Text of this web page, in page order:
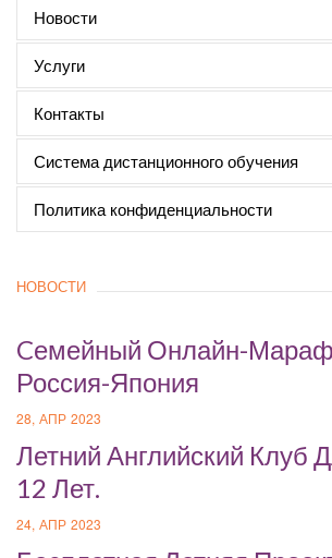
Новости
Услуги
Контакты
Система дистанционного обучения
Политика конфиденциальности
НОВОСТИ
Cемейный Онлайн-
Россия-Япония
28, АПР 2023
Летний Английский Клуб
12 Лет.
24, АПР 2023